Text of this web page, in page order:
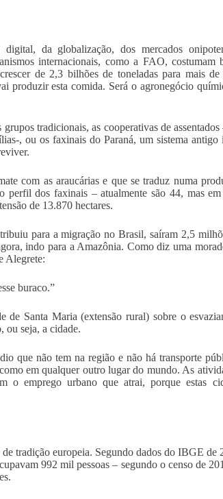
da globalização, dos mercados
internacionais, como a FAO, costumam
de 2,3 bilhões de toneladas para mais
produzir esta comida. Será o agronegócio
tradicionais, as cooperativas de
, ou os faxinais do Paraná, um sistema antigo
com as araucárias e que se traduz numa
dos faxinais – atualmente são 44, mas
de 13.870 hectares.
para a migração no Brasil, saíram 2,5
indo para a Amazônia. Como diz uma
Alegrete:
buraco.”
Santa Maria (extensão rural) sobre o
ou seja, a cidade.
que não tem na região e não há transporte
em qualquer outro lugar do mundo. As
o emprego urbano que atrai, porque estas
tradição europeia. Segundo dados do IBGE de
992 mil pessoas – segundo o censo de